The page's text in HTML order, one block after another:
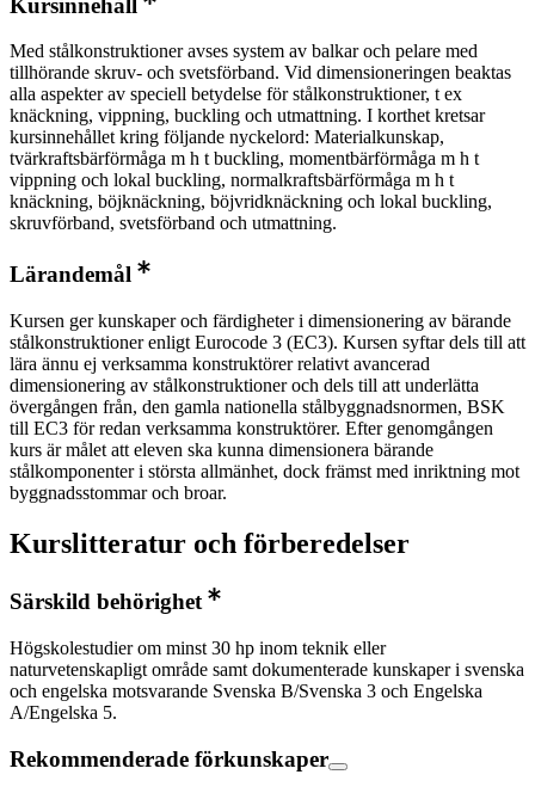
Kursinnehåll
Med stålkonstruktioner avses system av balkar och pelare med
tillhörande skruv- och svetsförband. Vid dimensioneringen beaktas
alla aspekter av speciell betydelse för stålkonstruktioner, t ex
knäckning, vippning, buckling och utmattning. I korthet kretsar
kursinnehållet kring följande nyckelord: Materialkunskap,
tvärkraftsbärförmåga m h t buckling, momentbärförmåga m h t
vippning och lokal buckling, normalkraftsbärförmåga m h t
knäckning, böjknäckning, böjvridknäckning och lokal buckling,
skruvförband, svetsförband och utmattning.
Lärandemål
Kursen ger kunskaper och färdigheter i dimensionering av bärande
stålkonstruktioner enligt Eurocode 3 (EC3). Kursen syftar dels till att
lära ännu ej verksamma konstruktörer relativt avancerad
dimensionering av stålkonstruktioner och dels till att underlätta
övergången från, den gamla nationella stålbyggnadsnormen, BSK
till EC3 för redan verksamma konstruktörer. Efter genomgången
kurs är målet att eleven ska kunna dimensionera bärande
stålkomponenter i största allmänhet, dock främst med inriktning mot
byggnadsstommar och broar.
Kurslitteratur och förberedelser
Särskild behörighet
Högskolestudier om minst 30 hp inom teknik eller
naturvetenskapligt område samt dokumenterade kunskaper i svenska
och engelska motsvarande Svenska B/Svenska 3 och Engelska
A/Engelska 5.
Rekommenderade förkunskaper